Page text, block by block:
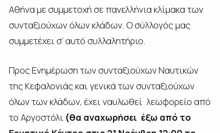
Αθήνα με συμμετοχή σε πανελλήνια κλίμακα των
συνταξιούχων όλων κλάδων. Ο σύλλογός μας
συμμετέχει σ’ αυτό συλλαλητήριο.
Προς Ενημέρωση των συνταξιούχων Ναυτικών
της Κεφαλονιάς και γενικά των συνταξιούχων
όλων των κλάδων, έχει ναυλωθεί λεωφορείο από
το Αργοστόλι (θα αναχωρήσει έξω από το